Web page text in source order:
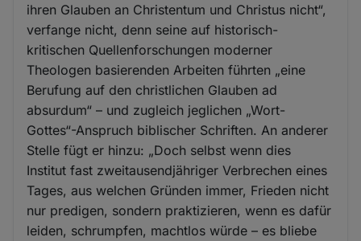
ihren Glauben an Christentum und Christus nicht“,
verfange nicht, denn seine auf historisch-
kritischen Quellenforschungen moderner
Theologen basierenden Arbeiten führten „eine
Berufung auf den christlichen Glauben ad
absurdum“ – und zugleich jeglichen „Wort-
Gottes“-Anspruch biblischer Schriften. An anderer
Stelle fügt er hinzu: „Doch selbst wenn dies
Institut fast zweitausendjähriger Verbrechen eines
Tages, aus welchen Gründen immer, Frieden nicht
nur predigen, sondern praktizieren, wenn es dafür
leiden, schrumpfen, machtlos würde – es bliebe